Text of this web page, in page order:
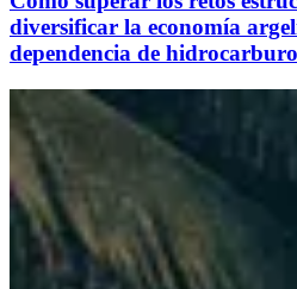
diversificar la economía
dependencia de